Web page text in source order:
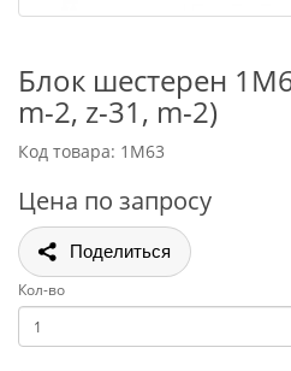
Блок шестерен
m-2, z-31, m-2)
Код товара: 1М63
Цена по запросу
Поделиться
Кол-во